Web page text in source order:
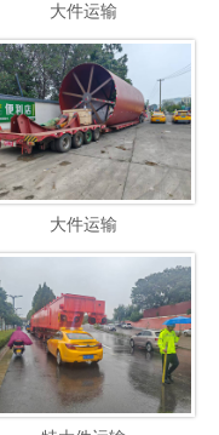
大件运输
大件运输